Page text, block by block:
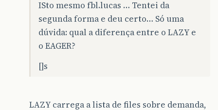
ISto mesmo fbl.lucas … Tentei da
segunda forma e deu certo… Só uma
dúvida: qual a diferença entre o LAZY e
o EAGER?
[]s
LAZY carrega a lista de files sobre demanda,